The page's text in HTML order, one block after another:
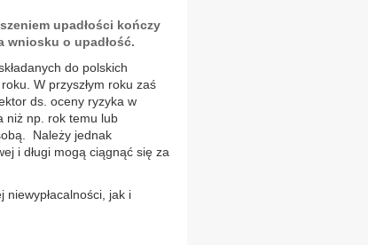
upadłości kończy
wniosku o upadłość.
do polskich
W przyszłym roku zaś
ds. oceny ryzyka w
niż np. rok temu lub
Należy jednak
i długi mogą ciągnąć się za
niewypłacalności, jak i